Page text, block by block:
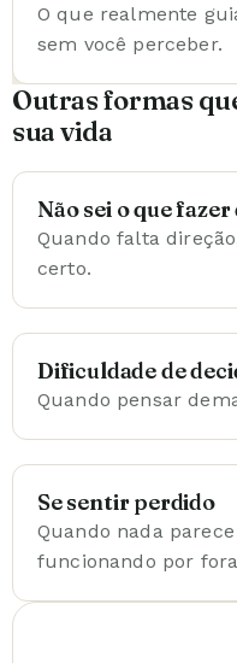
O que realmente
sem você perceber.
Outras formas
sua vida
Não sei o que fazer
Quando falta
certo.
Dificuldade de
Quando pensar
Se sentir perdido
Quando nada
funcionando por